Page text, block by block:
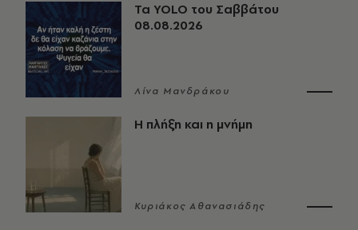
Τα YOLO του Σαββάτου
08.08.2026
Λίνα Μανδράκου
Η πλήξη και η μνήμη
Κυριάκος Αθανασιάδης